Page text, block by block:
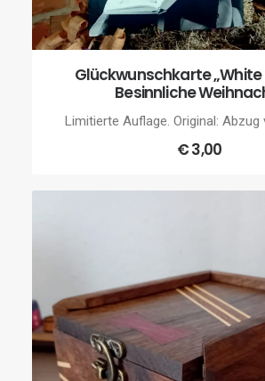
IN DEN WARENKORB
Glückwunschkarte „White
Besinnliche
Limitierte Auflage. Original:
€3,00